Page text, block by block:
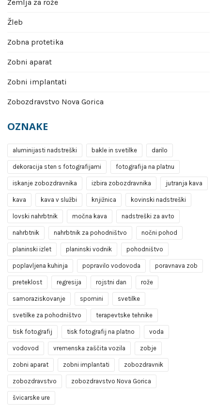
Zemlja za rože
Žleb
Zobna protetika
Zobni aparat
Zobni implantati
Zobozdravstvo Nova Gorica
OZNAKE
aluminijasti nadstreški bakle in svetilke darilo
dekoracija sten s fotografijami fotografija na platnu
iskanje zobozdravnika izbira zobozdravnika jutranja kava
kava kava v službi knjižnica kovinski nadstreški
lovski nahrbtnik močna kava nadstreški za avto
nahrbtnik nahrbtnik za pohodništvo nočni pohod
planinski izlet planinski vodnik pohodništvo
poplavljena kuhinja popravilo vodovoda poravnava zob
preteklost regresija rojstni dan rože
samoraziskovanje spomini svetilke
svetilke za pohodništvo terapevtske tehnike
tisk fotografij tisk fotografij na platno voda
vodovod vremenska zaščita vozila zobje
zobni aparat zobni implantati zobozdravnik
zobozdravstvo zobozdravstvo Nova Gorica
švicarske ure